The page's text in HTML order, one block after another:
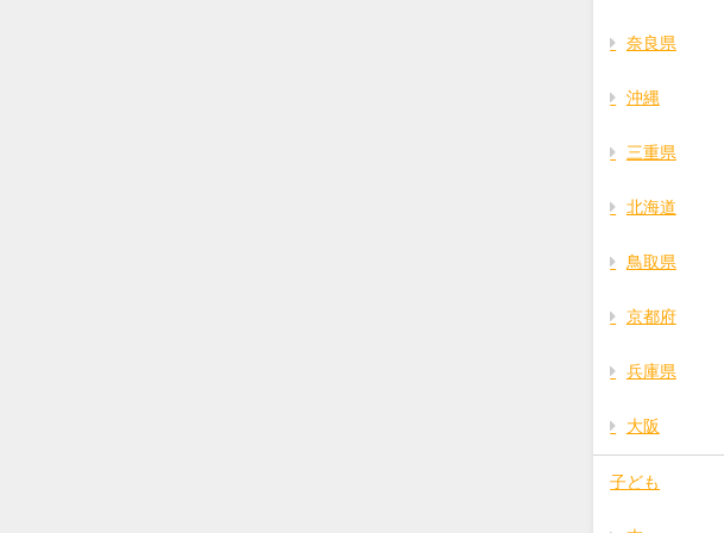
奈良県
沖縄
三重県
北海道
鳥取県
京都府
兵庫県
大阪
子ども